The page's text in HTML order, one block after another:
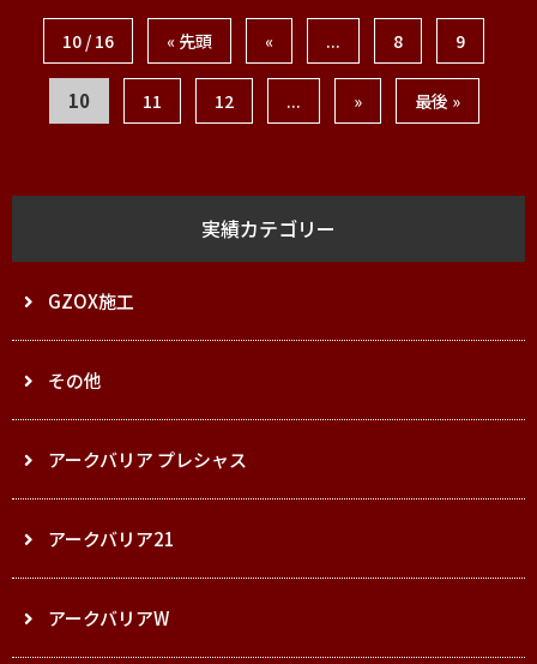
10 / 16 « 先頭 « ... 8 9
10 11 12 ... » 最後 »
実績カテゴリー
GZOX施工
その他
アークバリア プレシャス
アークバリア21
アークバリアW